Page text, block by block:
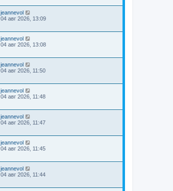
jeannevol
04 авг 2026, 13:09
jeannevol
04 авг 2026, 13:08
jeannevol
04 авг 2026, 11:50
jeannevol
04 авг 2026, 11:48
jeannevol
04 авг 2026, 11:47
jeannevol
04 авг 2026, 11:45
jeannevol
04 авг 2026, 11:44